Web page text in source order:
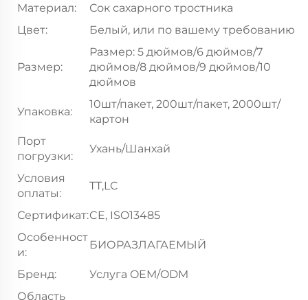
Материал:
Сок сахарного тростника
Цвет:
Белый, или по вашему требованию
Размер:
Размер: 5 дюймов/6 дюймов/7
дюймов/8 дюймов/9 дюймов/10
дюймов
Упаковка:
10шт/пакет, 200шт/пакет, 2000шт/
картон
Порт
погрузки:
Ухань/Шанхай
Условия
оплаты:
TT,LC
Сертификат:CE, ISO13485
Особенност
и:
БИОРАЗЛАГАЕМЫЙ
Бренд:
Услуга OEM/ODM
Область